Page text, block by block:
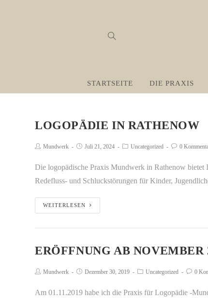
STARTSEITE DIE PRAXIS
LOGOPÄDIE IN RATHENOW
Mundwerk Juli 21, 2024 Uncategorized 0
Die logopädische Praxis Mundwerk in Rathenow bietet
Redefluss- und Schluckstörungen für Kinder,
WEITERLESEN
ERÖFFNUNG AB NOVEMBER
Mundwerk Dezember 30, 2019 Uncategorized 0
Am 01.11.2019 habe ich die Praxis für Logopädie -